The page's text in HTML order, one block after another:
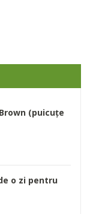
(puicuțe
o zi pentru